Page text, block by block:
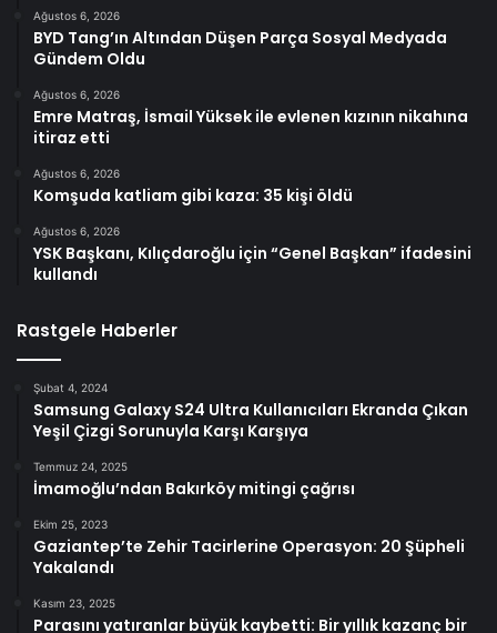
Ağustos 6, 2026
BYD Tang’ın Altından Düşen Parça Sosyal Medyada
Gündem Oldu
Ağustos 6, 2026
Emre Matraş, İsmail Yüksek ile evlenen kızının nikahına
itiraz etti
Ağustos 6, 2026
Komşuda katliam gibi kaza: 35 kişi öldü
Ağustos 6, 2026
YSK Başkanı, Kılıçdaroğlu için “Genel Başkan” ifadesini
kullandı
Rastgele Haberler
Şubat 4, 2024
Samsung Galaxy S24 Ultra Kullanıcıları Ekranda Çıkan
Yeşil Çizgi Sorunuyla Karşı Karşıya
Temmuz 24, 2025
İmamoğlu’ndan Bakırköy mitingi çağrısı
Ekim 25, 2023
Gaziantep’te Zehir Tacirlerine Operasyon: 20 Şüpheli
Yakalandı
Kasım 23, 2025
Parasını yatıranlar büyük kaybetti: Bir yıllık kazanç bir